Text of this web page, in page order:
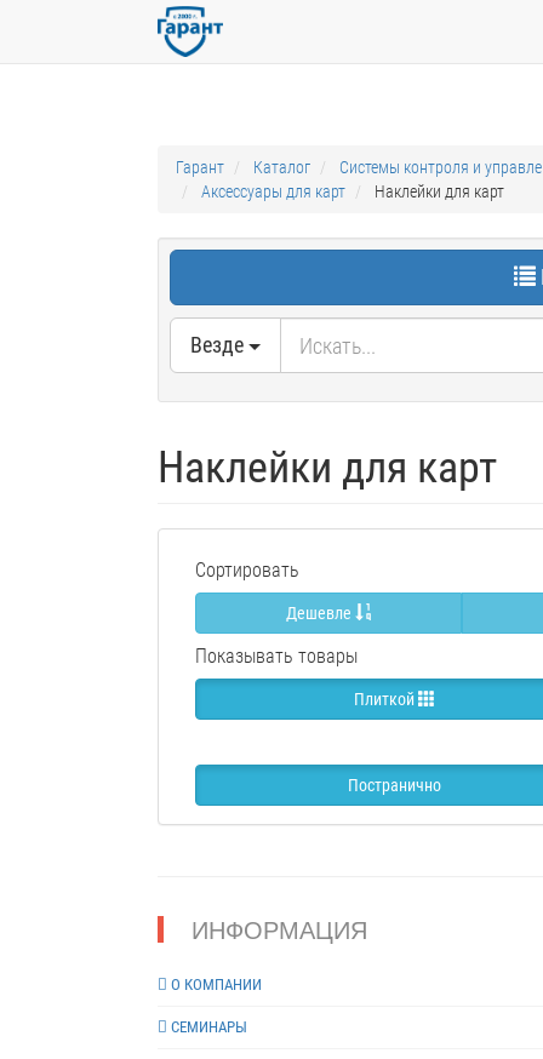
Гарант Каталог
Системы контроля и
Аксессуары для карт
Наклейки для карт
Везде
Наклейки для карт
Сортировать
Дешевле
Показывать товары
Плиткой
Постранично
ИНФОРМАЦИЯ
О КОМПАНИИ
СЕМИНАРЫ